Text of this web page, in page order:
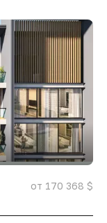
от 170 368 $